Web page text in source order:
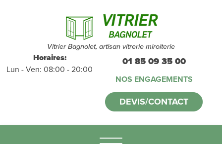
Vitrier Bagnolet, artisan vitrerie miroiterie
Horaires:
Lun - Ven: 08:00 - 20:00
01 85 09 35 00
NOS ENGAGEMENTS
DEVIS/CONTACT
déplacements
gratuitssans
engagement
appelez-nous :
01.85.09.35.00